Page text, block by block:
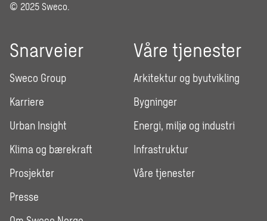
© 2025 Sweco.
Snarveier
Sweco Group
Karriere
Urban Insight
Klima og bærekraft
Prosjekter
Presse
Våre tjenester
Arkitektur og byutvikling
Bygninger
Energi, miljø og industri
Infrastruktur
Våre tjenester